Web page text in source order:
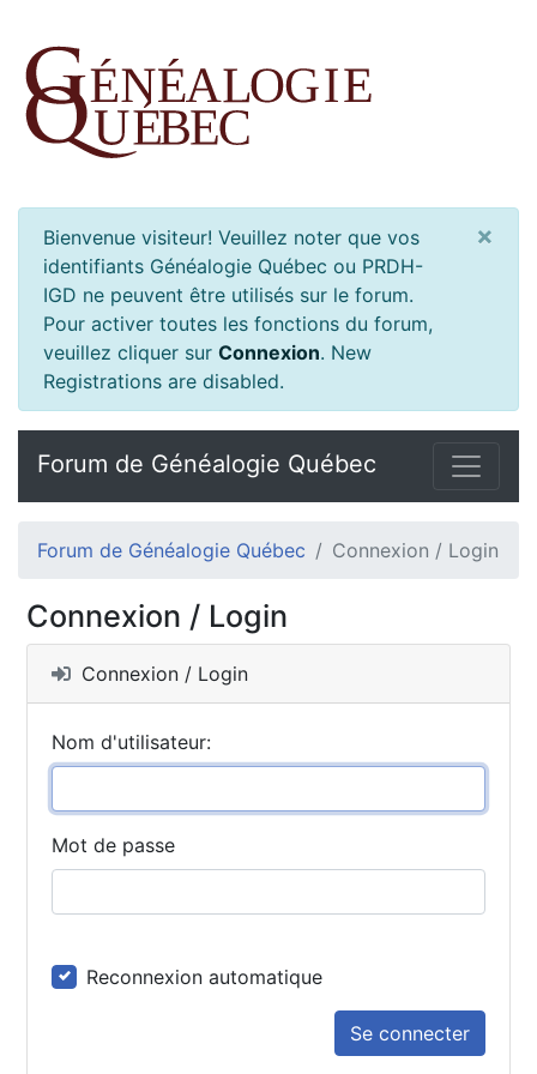
Bienvenue visiteur! Veuillez noter que vos
identifiants Généalogie Québec ou PRDH-
IGD ne peuvent être utilisés sur le forum.
Pour activer toutes les fonctions du forum,
veuillez cliquer sur Connexion. New
Registrations are disabled.
×
Forum de Généalogie Québec
Forum de Généalogie Québec Connexion / Login
Connexion / Login
Connexion / Login
Nom d'utilisateur:
Mot de passe
Reconnexion automatique